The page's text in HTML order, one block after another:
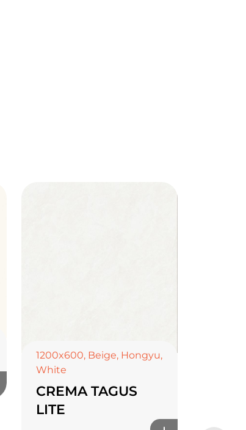
1200x600, Beige, Hongyu,
White
CREMA TAGUS
LITE